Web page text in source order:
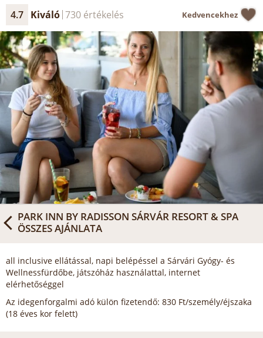
4.7 Kiváló 730 értékelés Kedvencekhez
PARK INN BY RADISSON SÁRVÁR RESORT & SPA
ÖSSZES AJÁNLATA
all inclusive ellátással, napi belépéssel a Sárvári Gyógy- és
Wellnessfürdőbe, játszóház használattal, internet
elérhetőséggel
Az idegenforgalmi adó külön fizetendő: 830 Ft/személy/éjszaka
(18 éves kor felett)